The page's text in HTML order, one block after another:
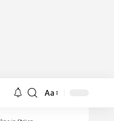
Lettergrootte
Aa